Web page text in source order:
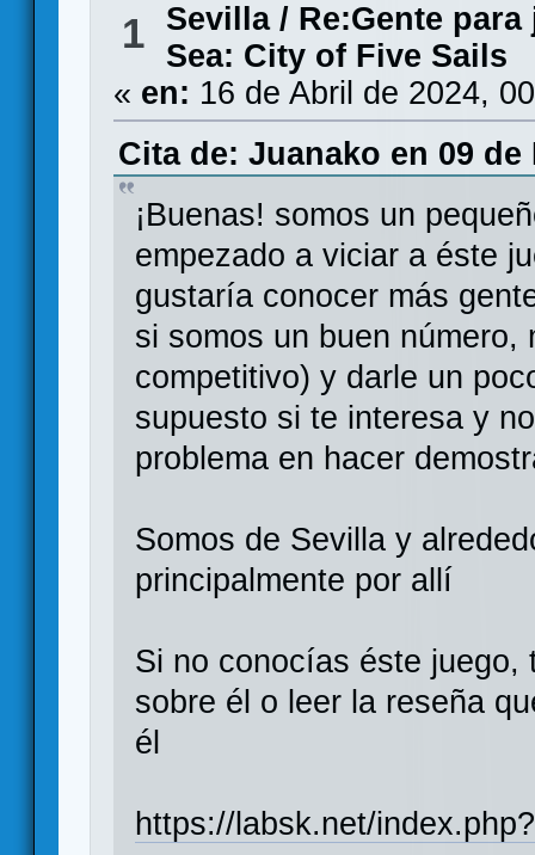
1 Sevilla/ Re:Gente
Sea: City of Five Sails
« en: 16 de Abril de 2024,
Cita de: Juanako en 09 de
¡Buenas! somos un
empezado a viciar a éste
gustaría conocer más
si somos un buen número,
competitivo) y darle un
supuesto si te interesa y
problema en hacer
Somos de Sevilla y
principalmente por allí
Si no conocías éste juego,
sobre él o leer la reseña
él
https://labsk.net/